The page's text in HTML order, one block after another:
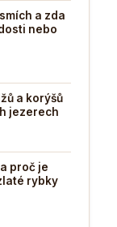
a zda
nebo
a korýšů
jezerech
proč je
rybky